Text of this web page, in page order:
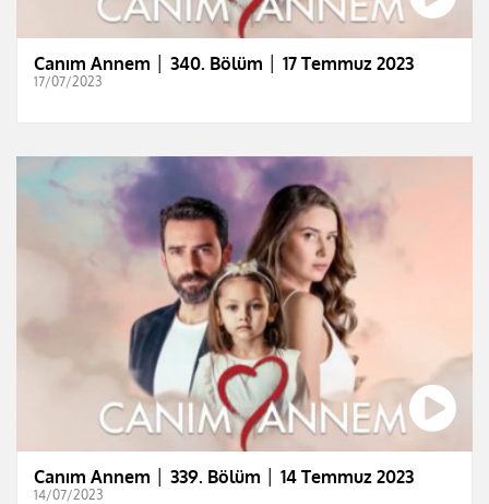
Canım Annem │ 340. Bölüm │ 17 Temmuz 2023
17/07/2023
Canım Annem │ 339. Bölüm │ 14 Temmuz 2023
14/07/2023